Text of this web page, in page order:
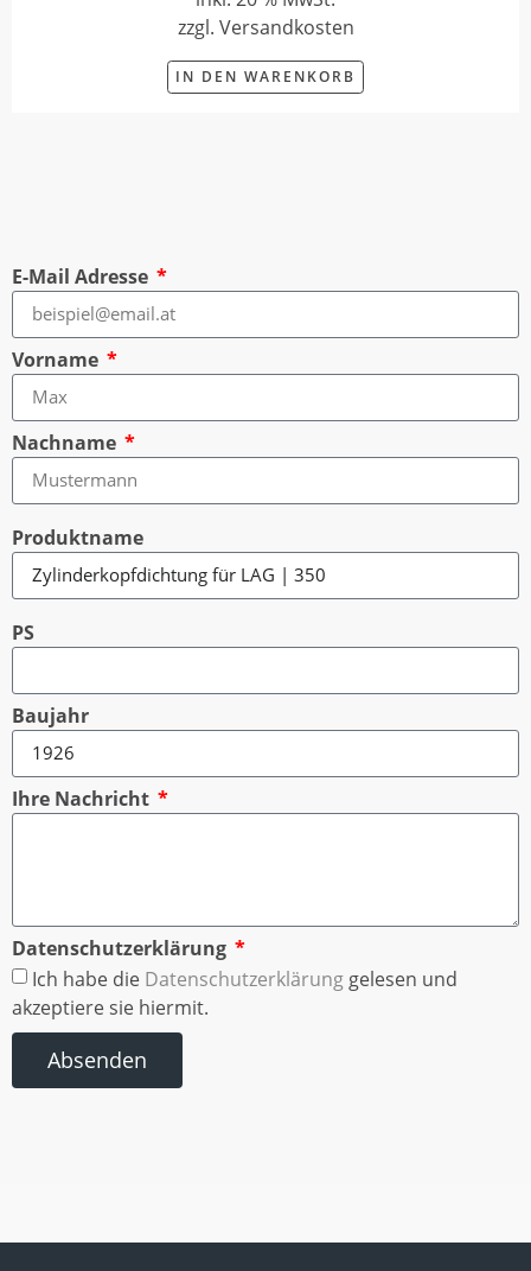
zzgl. Versandkosten
IN DEN WARENKORB
E-Mail Adresse
Vorname
Nachname
Produktname
PS
Baujahr
Ihre Nachricht
Datenschutzerklärung
Ich habe die Datenschutzerklärung gelesen und
akzeptiere sie hiermit.
Absenden